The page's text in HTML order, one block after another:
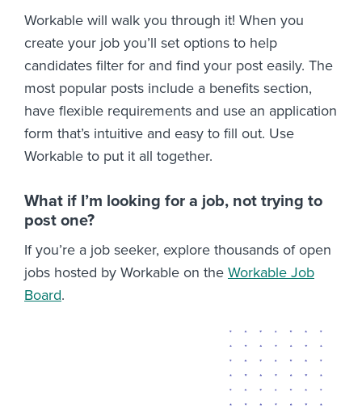
Workable will walk you through it! When you
create your job you’ll set options to help
candidates filter for and find your post easily. The
most popular posts include a benefits section,
have flexible requirements and use an application
form that’s intuitive and easy to fill out. Use
Workable to put it all together.
What if I’m looking for a job, not trying to
post one?
If you’re a job seeker, explore thousands of open
jobs hosted by Workable on the Workable Job
Board.